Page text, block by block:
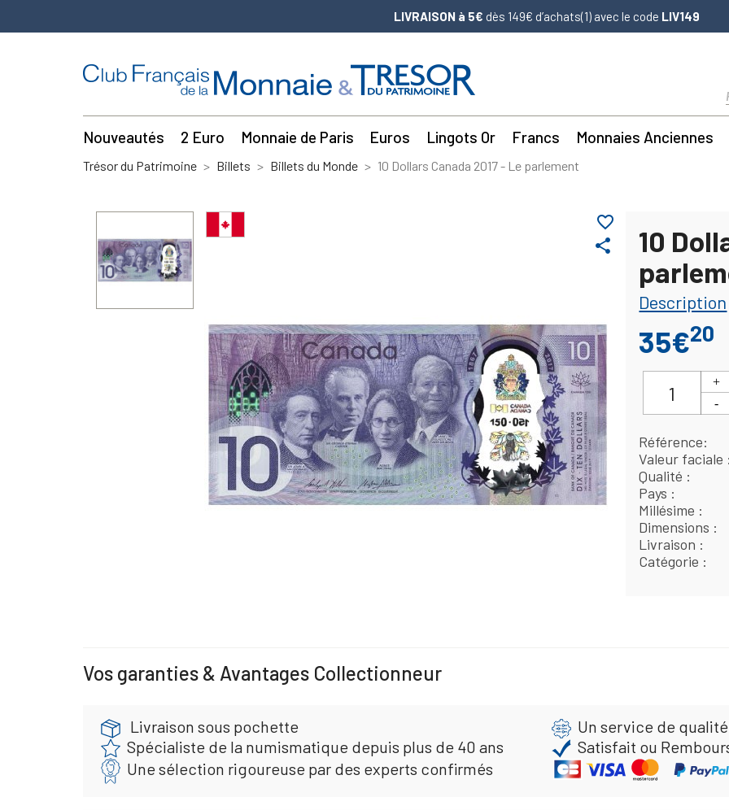
LIVRAISON à 5€ dès 149€ d’achats(1) avec le code LIV149
Nouveautés 2 Euro Monnaie de Paris Euros Lingots Or Francs Monnaies Anciennes
Trésor du Patrimoine Billets Billets du Monde 10 Dollars Canada 2017 - Le parlement
share
favorite_border
10
Description
35€20
Référence
Valeur faciale
Qualité
Pays
Millésime
Dimensions
Livraison
Catégorie
Vos garanties & Avantages Collectionneur
Livraison sous pochette
Un service de
Spécialiste de la numismatique depuis plus de 40 ans
Satisfait ou
Une sélection rigoureuse par des experts confirmés